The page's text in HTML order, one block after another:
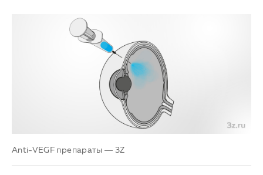
Клуб офтальмологов
Anti-VEGF препараты — 3Z